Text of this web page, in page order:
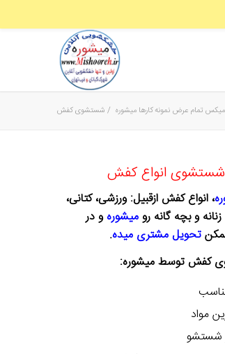
میکس تمام عرض نمونه کارها میشوره / شستشوی کفش
انواع کفش
، انواع کفش ازقبیل: ورزشی، کتانی،
زنانه و بچه گانه رومیشورهو در
تحویل مشتری میده.
کفش توسط میشوره:
مواد
شستشو